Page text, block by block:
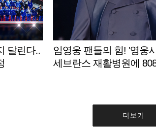
달린다..
임영웅 팬들의 힘! '영웅
세브란스 재활병원에
더보기